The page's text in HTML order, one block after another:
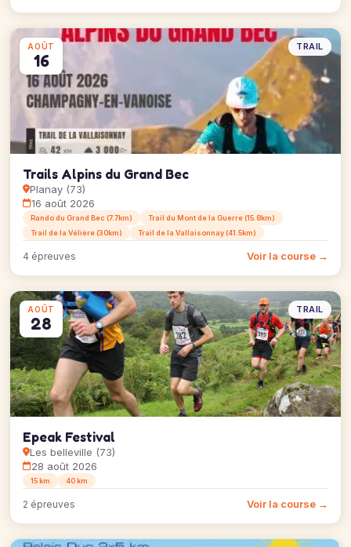
AOÛT
16
TRAIL
Trails Alpins du Grand Bec
Planay (73)
16 août 2026
Rando du Grand Bec (7.7km)
Trail du Mont de la Guerre (15.8km)
Trail de la Vélière (30km)
Trail de la Vallaisonnay (41.5km)
4 épreuves Voir la course →
AOÛT
28
TRAIL
Epeak Festival
Les belleville (73)
28 août 2026
15 km 40 km
2 épreuves Voir la course →